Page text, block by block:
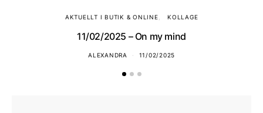
AKTUELLT I BUTIK & ONLINE KOLLAGE
11/02/2025 – On my mind
ALEXANDRA 11/02/2025